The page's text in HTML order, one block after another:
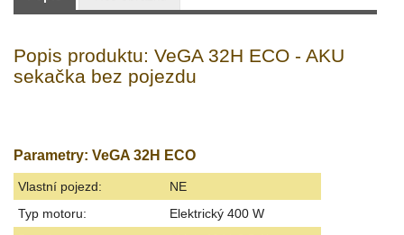
Popis produktu: VeGA 32H ECO - AKU
sekačka bez pojezdu
Parametry: VeGA 32H ECO
Vlastní pojezd:
NE
Typ motoru:
Elektrický 400 W